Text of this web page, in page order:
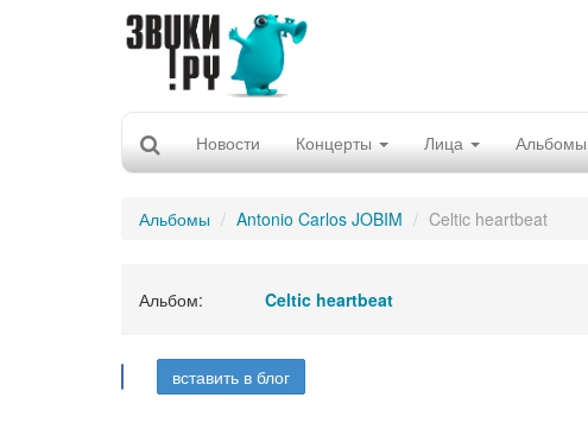
Новости Концерты Лица Альбомы
Альбомы Antonio Carlos JOBIM Celtic heartbeat
Альбом: Celtic heartbeat
вставить в блог